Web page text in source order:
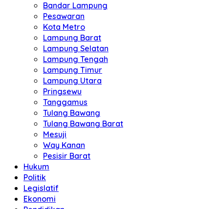
Bandar Lampung
Pesawaran
Kota Metro
Lampung Barat
Lampung Selatan
Lampung Tengah
Lampung Timur
Lampung Utara
Pringsewu
Tanggamus
Tulang Bawang
Tulang Bawang Barat
Mesuji
Way Kanan
Pesisir Barat
Hukum
Politik
Legislatif
Ekonomi